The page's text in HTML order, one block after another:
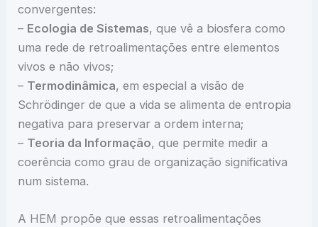
convergentes:
– Ecologia de Sistemas, que vê a biosfera como
uma rede de retroalimentações entre elementos
vivos e não vivos;
– Termodinâmica, em especial a visão de
Schrödinger de que a vida se alimenta de entropia
negativa para preservar a ordem interna;
– Teoria da Informação, que permite medir a
coerência como grau de organização significativa
num sistema.
A HEM propõe que essas retroalimentações